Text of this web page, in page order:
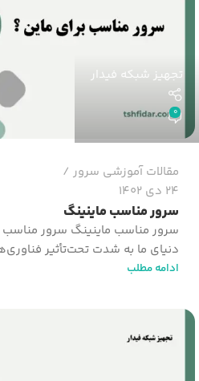
تجهیز شبکه فیدار
0
مقالات آموزشی سرور
24 دی 1402
سرور مناسب ماینینگ
سرور مناسب ماینینگ سرور مناسب
دنیای ما به شدت تحت‌تأثیر
ادامه مطلب